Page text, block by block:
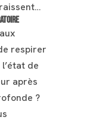
respirer
de
après
?